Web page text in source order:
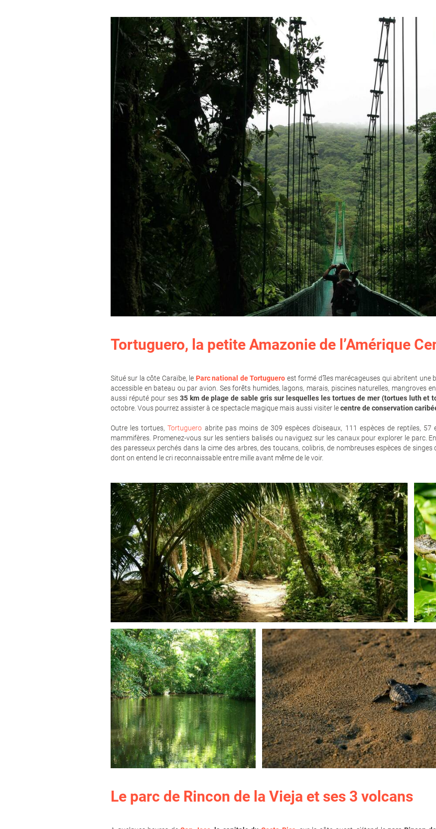
Tortuguero, la petite Amazonie de l’Amérique
Situé sur la côte Caraïbe, le Parc national de Tortuguero est formé d’îles marécageuses qui abritent
accessible en bateau ou par avion. Ses forêts humides, lagons, marais, piscines naturelles, mangroves
aussi réputé pour ses 35 km de plage de sable gris sur lesquelles les tortues de mer (tortues luth et
octobre. Vous pourrez assister à ce spectacle magique mais aussi visiter lecentre de conservation
Outre les tortues,Tortuguero abrite pas moins de 309 espèces d’oiseaux, 111 espèces de reptiles, 57
mammifères. Promenez-vous sur les sentiers balisés ou naviguez sur les canaux pour explorer le parc.
des paresseux perchés dans la cime des arbres, des toucans, colibris, de nombreuses espèces de
dont on entend le cri reconnaissable entre mille avant même de le voir.
Le parc de Rincon de la Vieja et ses 3 volcans